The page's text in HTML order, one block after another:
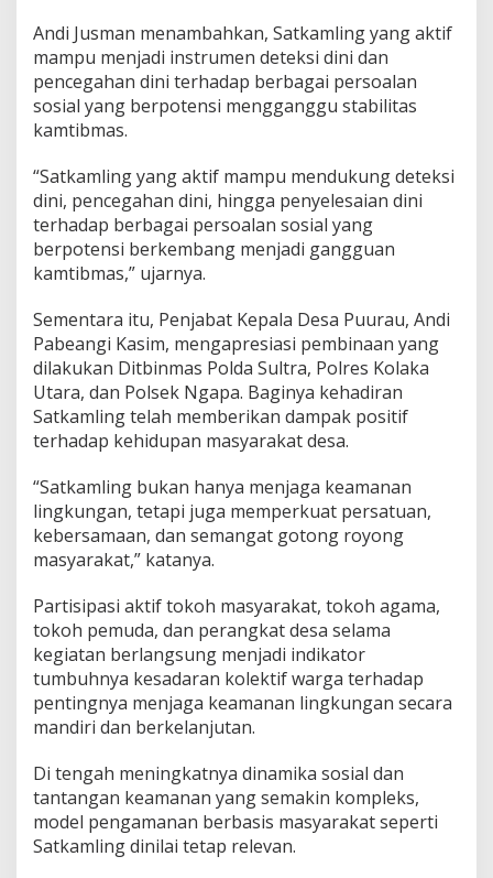
Andi Jusman menambahkan, Satkamling yang aktif
mampu menjadi instrumen deteksi dini dan
pencegahan dini terhadap berbagai persoalan
sosial yang berpotensi mengganggu stabilitas
kamtibmas.
“Satkamling yang aktif mampu mendukung deteksi
dini, pencegahan dini, hingga penyelesaian dini
terhadap berbagai persoalan sosial yang
berpotensi berkembang menjadi gangguan
kamtibmas,” ujarnya.
Sementara itu, Penjabat Kepala Desa Puurau, Andi
Pabeangi Kasim, mengapresiasi pembinaan yang
dilakukan Ditbinmas Polda Sultra, Polres Kolaka
Utara, dan Polsek Ngapa. Baginya kehadiran
Satkamling telah memberikan dampak positif
terhadap kehidupan masyarakat desa.
“Satkamling bukan hanya menjaga keamanan
lingkungan, tetapi juga memperkuat persatuan,
kebersamaan, dan semangat gotong royong
masyarakat,” katanya.
Partisipasi aktif tokoh masyarakat, tokoh agama,
tokoh pemuda, dan perangkat desa selama
kegiatan berlangsung menjadi indikator
tumbuhnya kesadaran kolektif warga terhadap
pentingnya menjaga keamanan lingkungan secara
mandiri dan berkelanjutan.
Di tengah meningkatnya dinamika sosial dan
tantangan keamanan yang semakin kompleks,
model pengamanan berbasis masyarakat seperti
Satkamling dinilai tetap relevan.